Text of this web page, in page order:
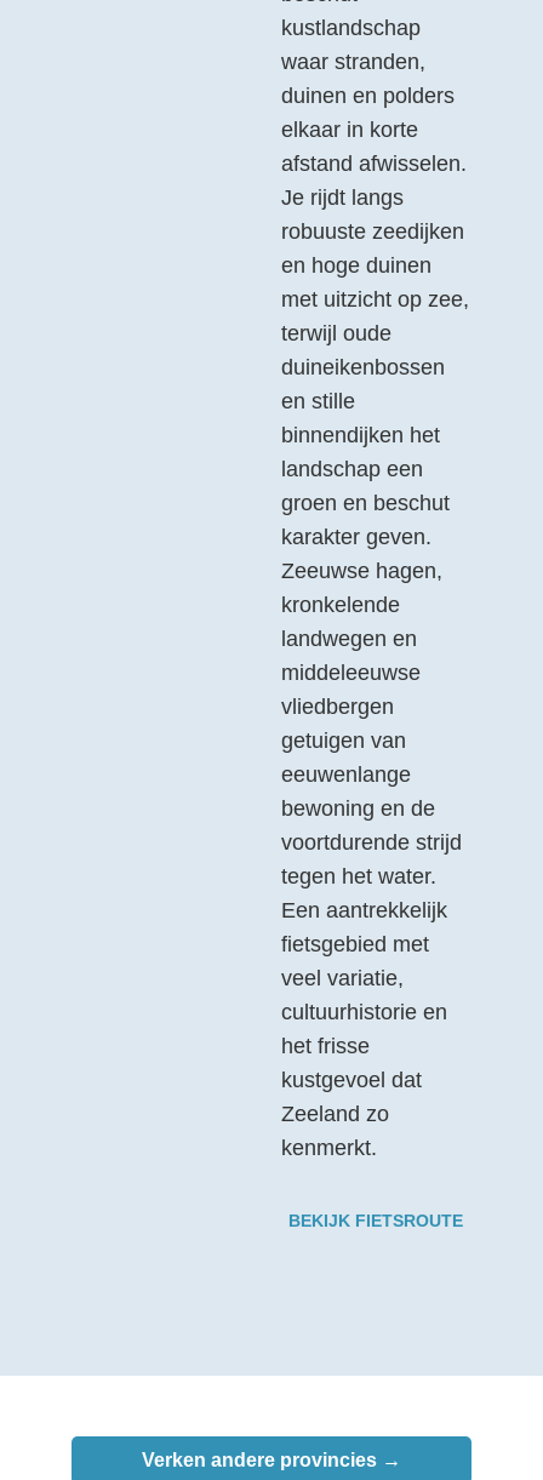
kustlandschap
waar stranden,
duinen en polders
elkaar in korte
afstand afwisselen.
Je rijdt langs
robuuste zeedijken
en hoge duinen
met uitzicht op zee,
terwijl oude
duineikenbossen
en stille
binnendijken het
landschap een
groen en beschut
karakter geven.
Zeeuwse hagen,
kronkelende
landwegen en
middeleeuwse
vliedbergen
getuigen van
eeuwenlange
bewoning en de
voortdurende strijd
tegen het water.
Een aantrekkelijk
fietsgebied met
veel variatie,
cultuurhistorie en
het frisse
kustgevoel dat
Zeeland zo
kenmerkt.
BEKIJK FIETSROUTE
Verken andere provincies →